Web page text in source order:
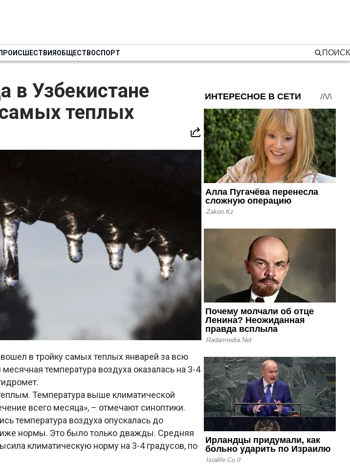
ОБЩЕСТВОСПОРТ ПОИСК
в Узбекистане
теплых
в тройку самых теплых январей за всю
температура воздуха оказалась на 3-4
Температура выше климатической
всего месяца», – отмечают синоптики.
температура воздуха опускалась до
нормы. Это было только дважды. Средняя
климатическую норму на 3-4 градусов, по